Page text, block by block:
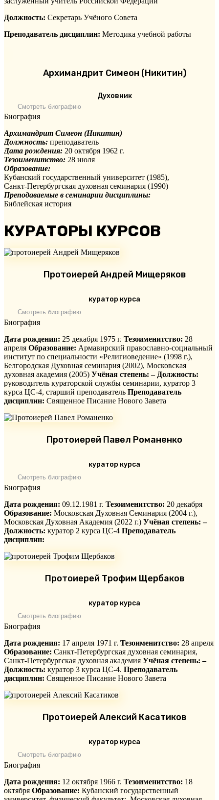
Должность: Секретарь Учёного Совета
Преподаватель дисциплин: Методика учебной работы
Архимандрит Симеон (Никитин)
Духовник
Смотреть биографию
Биография
Архимандрит Симеон (Никитин)
Должность: преподаватель
Дата рождения: 20 октября 1962 г.
Тезоименитство: 28 июля
Образование:
Кубанский государственный университет (1985),
Санкт-Петербургская духовная семинария (1990)
Преподаваемые в семинарии дисциплины:
Библейская история
КУРАТОРЫ КУРСОВ
Протоиерей Андрей Мищеряков
куратор курса
Смотреть биографию
Биография
Дата рождения: 25 декабря 1975 г. Тезоименитство: 28
апреля Образование: Армавирский православно-социальный
институт по специальности «Религиоведение» (1998 г.),
Белгородская Духовная семинария (2002), Московская
духовная академия (2005) Учёная степень: – Должность:
руководитель кураторской службы семинарии, куратор 3
курса ЦС-4, старший преподаватель Преподаватель
дисциплин: Священное Писание Нового Завета
Протоиерей Павел Романенко
куратор курса
Смотреть биографию
Биография
Дата рождения: 09.12.1981 г. Тезоименитство: 20 декабря
Образование: Московская Духовная Семинария (2004 г.),
Московская Духовная Академия (2022 г.) Учёная степень: –
Должность: куратор 2 курса ЦС-4 Преподаватель
дисциплин:
Протоиерей Трофим Щербаков
куратор курса
Смотреть биографию
Биография
Дата рождения: 17 апреля 1971 г. Тезоименитство: 28 апреля
Образование: Санкт-Петербургская духовная семинария,
Санкт-Петербургская духовная академия Учёная степень: –
Должность: куратор 3 курса ЦС-4. Преподаватель
дисциплин: Священное Писание Нового Завета
Протоиерей Алексий Касатиков
куратор курса
Смотреть биографию
Биография
Дата рождения: 12 октября 1966 г. Тезоименитство: 18
октября Образование: Кубанский государственный